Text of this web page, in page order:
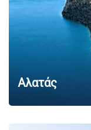
Αλατάς